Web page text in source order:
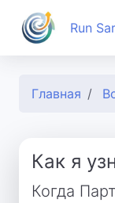
Run
Главная
Как я
Когда